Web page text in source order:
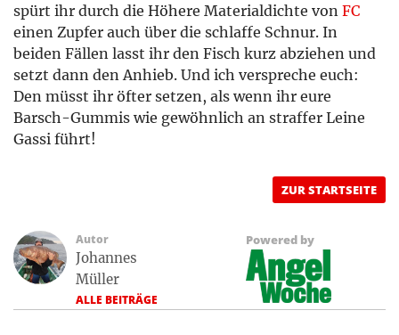
spürt ihr durch die Höhere Materialdichte von FC
einen Zupfer auch über die schlaffe Schnur. In
beiden Fällen lasst ihr den Fisch kurz abziehen und
setzt dann den Anhieb. Und ich verspreche euch:
Den müsst ihr öfter setzen, als wenn ihr eure
Barsch-Gummis wie gewöhnlich an straffer Leine
Gassi führt!
ZUR STARTSEITE
Autor
Johannes
Müller
ALLE BEITRÄGE
Powered by